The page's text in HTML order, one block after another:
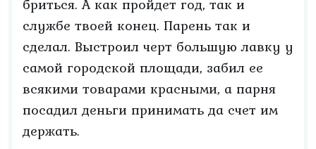
бриться. А как пройдет год, так и
службе твоей конец. Парень так и
сделал. Выстроил черт большую лавку у
самой городской площади, забил ее
всякими товарами красными, а парня
посадил деньги принимать да счет им
держать.